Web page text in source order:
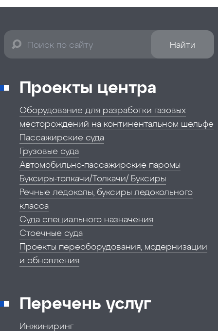
Найти
Проекты центра
Оборудование для разработки газовых
месторождений на континентальном шельфе
Пассажирские суда
Грузовые суда
Автомобильно-пассажирские паромы
Буксиры-толкачи/Толкачи/ Буксиры
Речные ледоколы, буксиры ледокольного
класса
Суда специального назначения
Стоечные суда
Проекты переоборудования, модернизации
и обновления
Перечень услуг
Инжиниринг